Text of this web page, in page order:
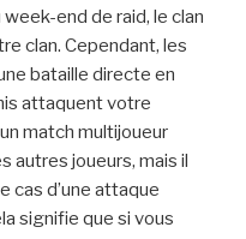
end de raid, le clan
clan. Cependant, les
bataille directe en
attaquent votre
match multijoueur
autres joueurs, mais il
cas d’une attaque
signifie que si vous